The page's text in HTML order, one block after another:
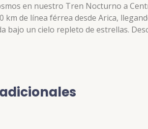
en nuestro Tren Nocturno a
km de línea férrea desde Arica,
bajo un cielo repleto de estrellas.